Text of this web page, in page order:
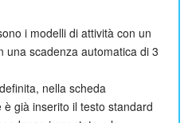
i modelli di attività con un
una scadenza automatica di 3
nella scheda
già inserito il testo standard